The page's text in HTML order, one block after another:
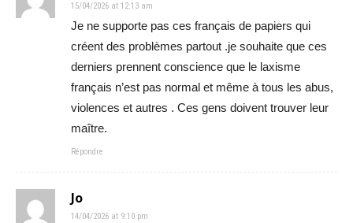
15/04/2026 at 12:13 am
Je ne supporte pas ces français de papiers qui
créent des problèmes partout .je souhaite que ces
derniers prennent conscience que le laxisme
français n’est pas normal et même à tous les abus,
violences et autres . Ces gens doivent trouver leur
maître.
Répondre
Jo
14/04/2026 at 9:10 pm